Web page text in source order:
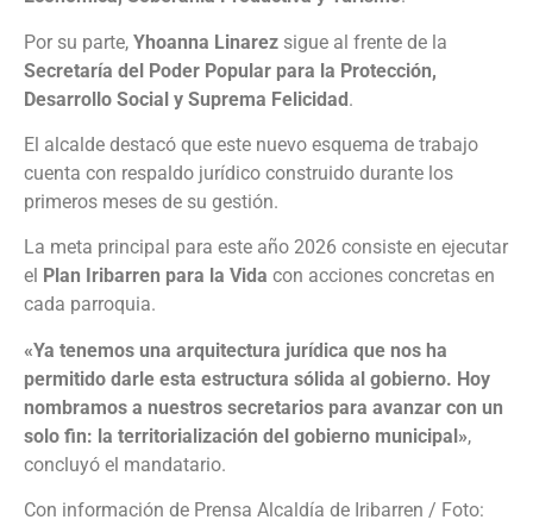
Por su parte, Yhoanna Linarez sigue al frente de la
Secretaría del Poder Popular para la Protección,
Desarrollo Social y Suprema Felicidad.
El alcalde destacó que este nuevo esquema de trabajo
cuenta con respaldo jurídico construido durante los
primeros meses de su gestión.
La meta principal para este año 2026 consiste en ejecutar
el Plan Iribarren para la Vida con acciones concretas en
cada parroquia.
«Ya tenemos una arquitectura jurídica que nos ha
permitido darle esta estructura sólida al gobierno. Hoy
nombramos a nuestros secretarios para avanzar con un
solo fin: la territorialización del gobierno municipal»,
concluyó el mandatario.
Con información de Prensa Alcaldía de Iribarren / Foto: